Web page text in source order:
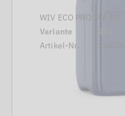
WIV ECO PRO 5W-30
Variante
20 L
Artikel-Nr.
254020